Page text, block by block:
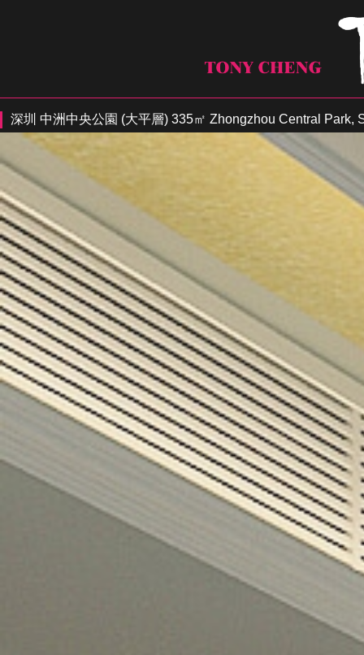
深圳 中洲中央公園 (大平層) 335㎡ Zhongzhou Central Park,